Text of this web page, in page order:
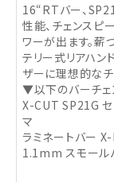
16“RTバー、
性能、チェンス
ワーが出ます。薪
テリー式リアハン
ザーに理想的なチ
▼以下のバーチェ
X-CUT SP21G
マ
ラミネートバー
1.1mm スモール